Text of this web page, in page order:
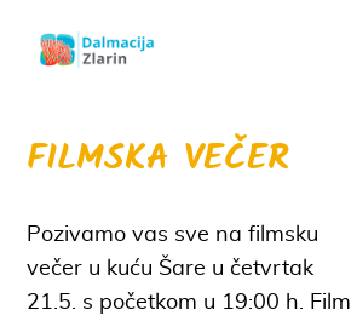
FILMSKA VEČER
Pozivamo vas sve na filmsku
večer u kuću Šare u četvrtak
21.5. s početkom u 19:00 h. Film